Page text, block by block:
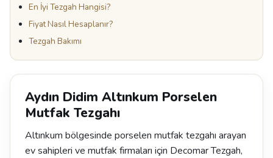
En İyi Tezgah Hangisi?
Fiyat Nasıl Hesaplanır?
Tezgah Bakımı
Aydın Didim Altınkum Porselen
Mutfak Tezgahı
Altınkum bölgesinde porselen mutfak tezgahı arayan
ev sahipleri ve mutfak firmaları için Decomar Tezgah,